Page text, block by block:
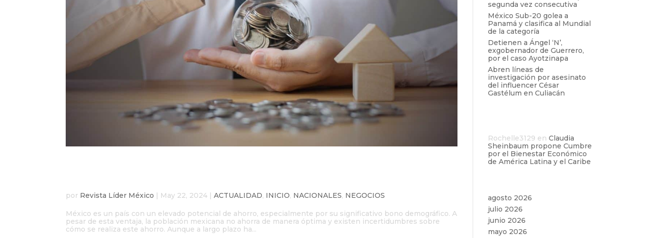
por Revista Líder México | May 22, 2024 |ACTUALIDAD, INICIO, NACIONALES, NEGOCIOS
México es un país con un elevado potencial de ahorro, especialmente por su significativo bono demográfico. A
pesar de esta ventaja, la población mexicana no ahorra de manera óptima y existen incertidumbres sobre
cómo se realiza este ahorro. Aunque a largo plazo ha...
segunda vez consecutiva
México Sub-20 golea a
Panamá y clasifica al Mundial
de la categoría
Detienen a Ángel ‘N’,
exgobernador de Guerrero,
por el caso Ayotzinapa
Abren líneas de
investigación por asesinato
del influencer César
Gastélum en Culiacán
Rochelle3129 en Claudia
Sheinbaum propone Cumbre
por el Bienestar Económico
de América Latina y el Caribe
agosto 2026
julio 2026
junio 2026
mayo 2026